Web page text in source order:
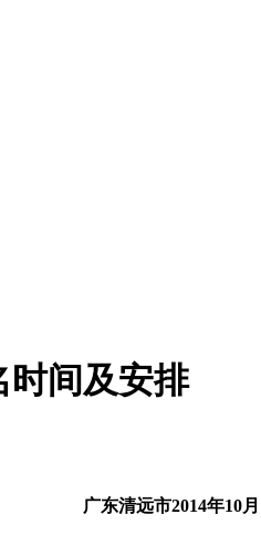
时间及安排
广东清远市2014年10月